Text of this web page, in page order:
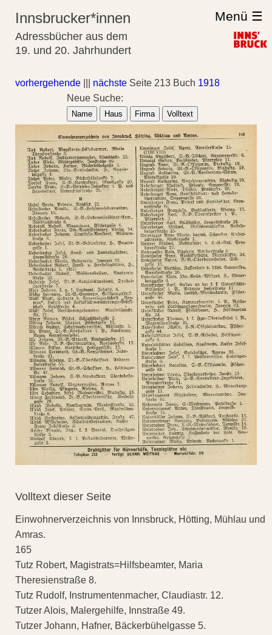
Innsbrucker*innen
Adressbücher aus dem
19. und 20. Jahrhundert
Menü ☰
vorhergehende nächste Seite 213 Buch 1918
Neue Suche:
Name Haus Firma Volltext
Volltext dieser Seite
Einwohnerverzeichnis von Innsbruck, Hötting, Mühlau und
Amras.
165
Tutz Robert, Magistrats=Hilfsbeamter, Maria
Theresienstraße 8.
Tutz Rudolf, Instrumentenmacher, Claudiastr. 12.
Tutzer Alois, Malergehilfe, Innstraße 49.
Tutzer Johann, Hafner, Bäckerbühelgasse 5.